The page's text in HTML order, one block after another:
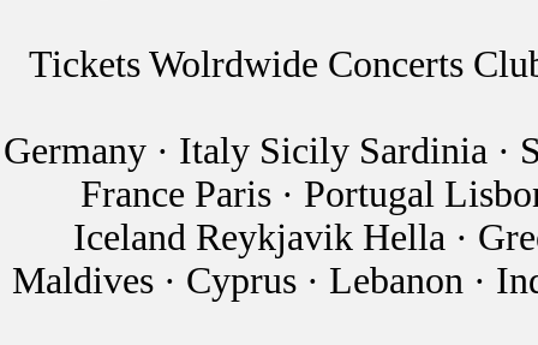
Tickets Wolrdwide Concerts
Germany · Italy Sicily Sardinia ·
France Paris · Portugal
Iceland Reykjavik Hella ·
Maldives · Cyprus · Lebanon ·